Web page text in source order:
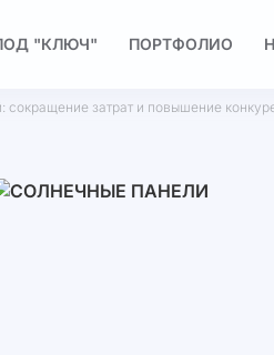
"КЛЮЧ" ПОРТФОЛИО
сокращение затрат и повышение